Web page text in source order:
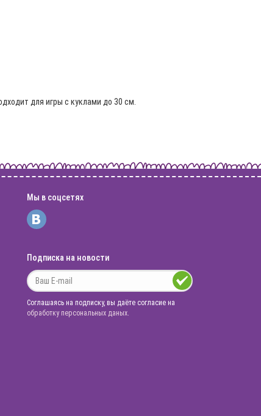
для игры с куклами до 30 см.
Мы в соцсетях
Подписка на новости
Соглашаясь на подписку, вы даёте согласие на
обработку персональных даных.